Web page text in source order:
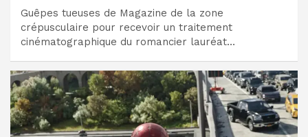
Guêpes tueuses de Magazine de la zone
crépusculaire pour recevoir un traitement
cinématographique du romancier lauréat…